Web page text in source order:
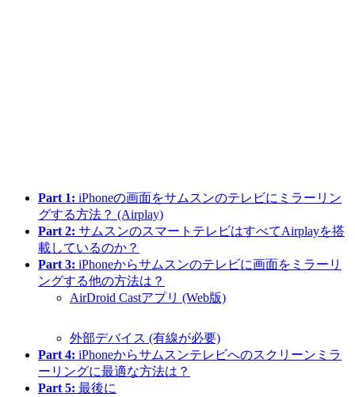
Part 1: iPhoneの画面をサムスンのテレビにミラーリン
グする方法？ (Airplay)
Part 2: サムスンのスマートテレビはすべてAirplayを搭
載しているのか？
Part 3: iPhoneからサムスンのテレビに画面をミラーリ
ングする他の方法は？
AirDroid Castアプリ (Web版)
外部デバイス (有線が必要)
Part 4: iPhoneからサムスンテレビへのスクリーンミラ
ーリングに最適な方法は？
Part 5: 最後に